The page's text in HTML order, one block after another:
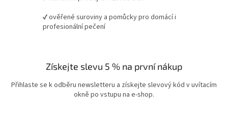
✔ ověřené suroviny a pomůcky pro domácí i
profesionální pečení
Získejte slevu 5 % na první nákup
Přihlaste se k odběru newsletteru a získejte slevový kód v uvítacím
okně po vstupu na e-shop.